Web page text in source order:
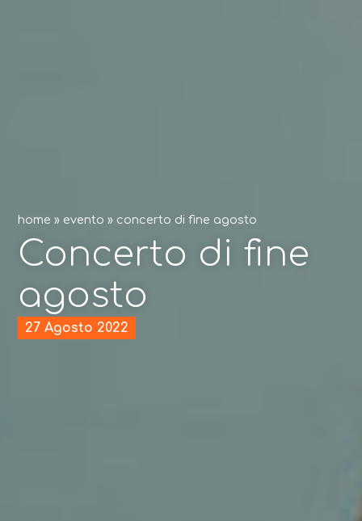
home » evento » concerto di fine agosto
Concerto di fine
agosto
27 Agosto 2022